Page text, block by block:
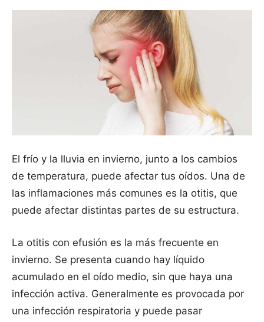
El frío y la lluvia en invierno, junto a los cambios
de temperatura, puede afectar tus oídos. Una de
las inflamaciones más comunes es la otitis, que
puede afectar distintas partes de su estructura.
La otitis con efusión es la más frecuente en
invierno. Se presenta cuando hay líquido
acumulado en el oído medio, sin que haya una
infección activa. Generalmente es provocada por
una infección respiratoria y puede pasar